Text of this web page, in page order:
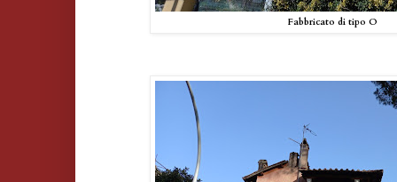
Fabbricato di tipo O